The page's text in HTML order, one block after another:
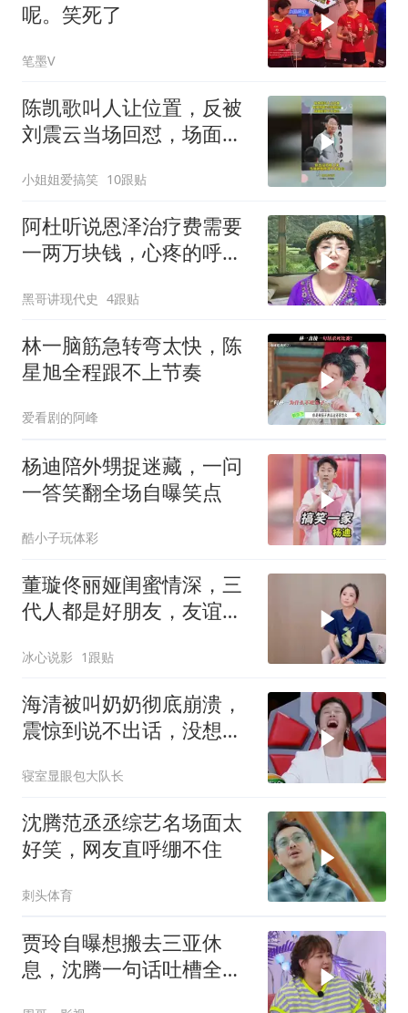
呢。笑死了
笔墨V
陈凯歌叫人让位置，反被
刘震云当场回怼，场面尬
小姐姐爱搞笑 10跟贴
阿杜听说恩泽治疗费需要
一两万块钱，心疼的呼吸
黑哥讲现代史 4跟贴
林一脑筋急转弯太快，陈
星旭全程跟不上节奏
爱看剧的阿峰
杨迪陪外甥捉迷藏，一问
一答笑翻全场自曝笑点
酷小子玩体彩
董璇佟丽娅闺蜜情深，三
代人都是好朋友，友谊令
冰心说影 1跟贴
海清被叫奶奶彻底崩溃，
震惊到说不出话，没想到
寝室显眼包大队长
沈腾范丞丞综艺名场面太
好笑，网友直呼绷不住
刺头体育
贾玲自曝想搬去三亚休
息，沈腾一句话吐槽全场